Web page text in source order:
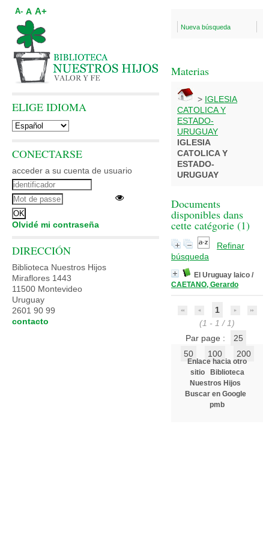
Nueva búsqueda
Materias
> IGLESIA
CATOLICA Y
ESTADO-
URUGUAY
IGLESIA
CATOLICA Y
ESTADO-
URUGUAY
Documents
disponibles dans
cette catégorie (1)
Refinar
búsqueda
El Uruguay laico /
CAETANO, Gerardo
1
(1 - 1 / 1)
Par page :
25
50
100 200
Enlace hacia otro
sitio
Biblioteca
Nuestros Hijos
Buscar en Google
pmb
A- A A+
ELIGE IDIOMA
CONECTARSE
acceder a su cuenta de usuario
Olvidé mi contraseña
DIRECCIÓN
Biblioteca Nuestros Hijos
Miraflores 1443
11500 Montevideo
Uruguay
2601 90 99
contacto